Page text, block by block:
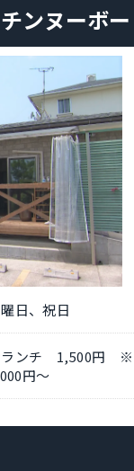
ンヌーボー
日、祝日
ランチ 1,500円 ※
円～